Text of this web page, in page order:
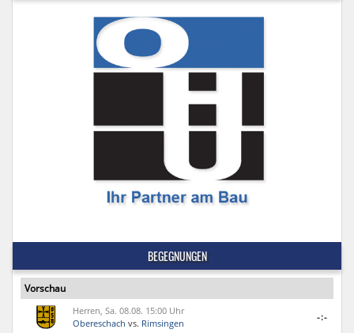
BEGEGNUNGEN
Vorschau
Herren, Sa. 08.08. 15:00 Uhr
Obereschach vs. Rimsingen
-:-